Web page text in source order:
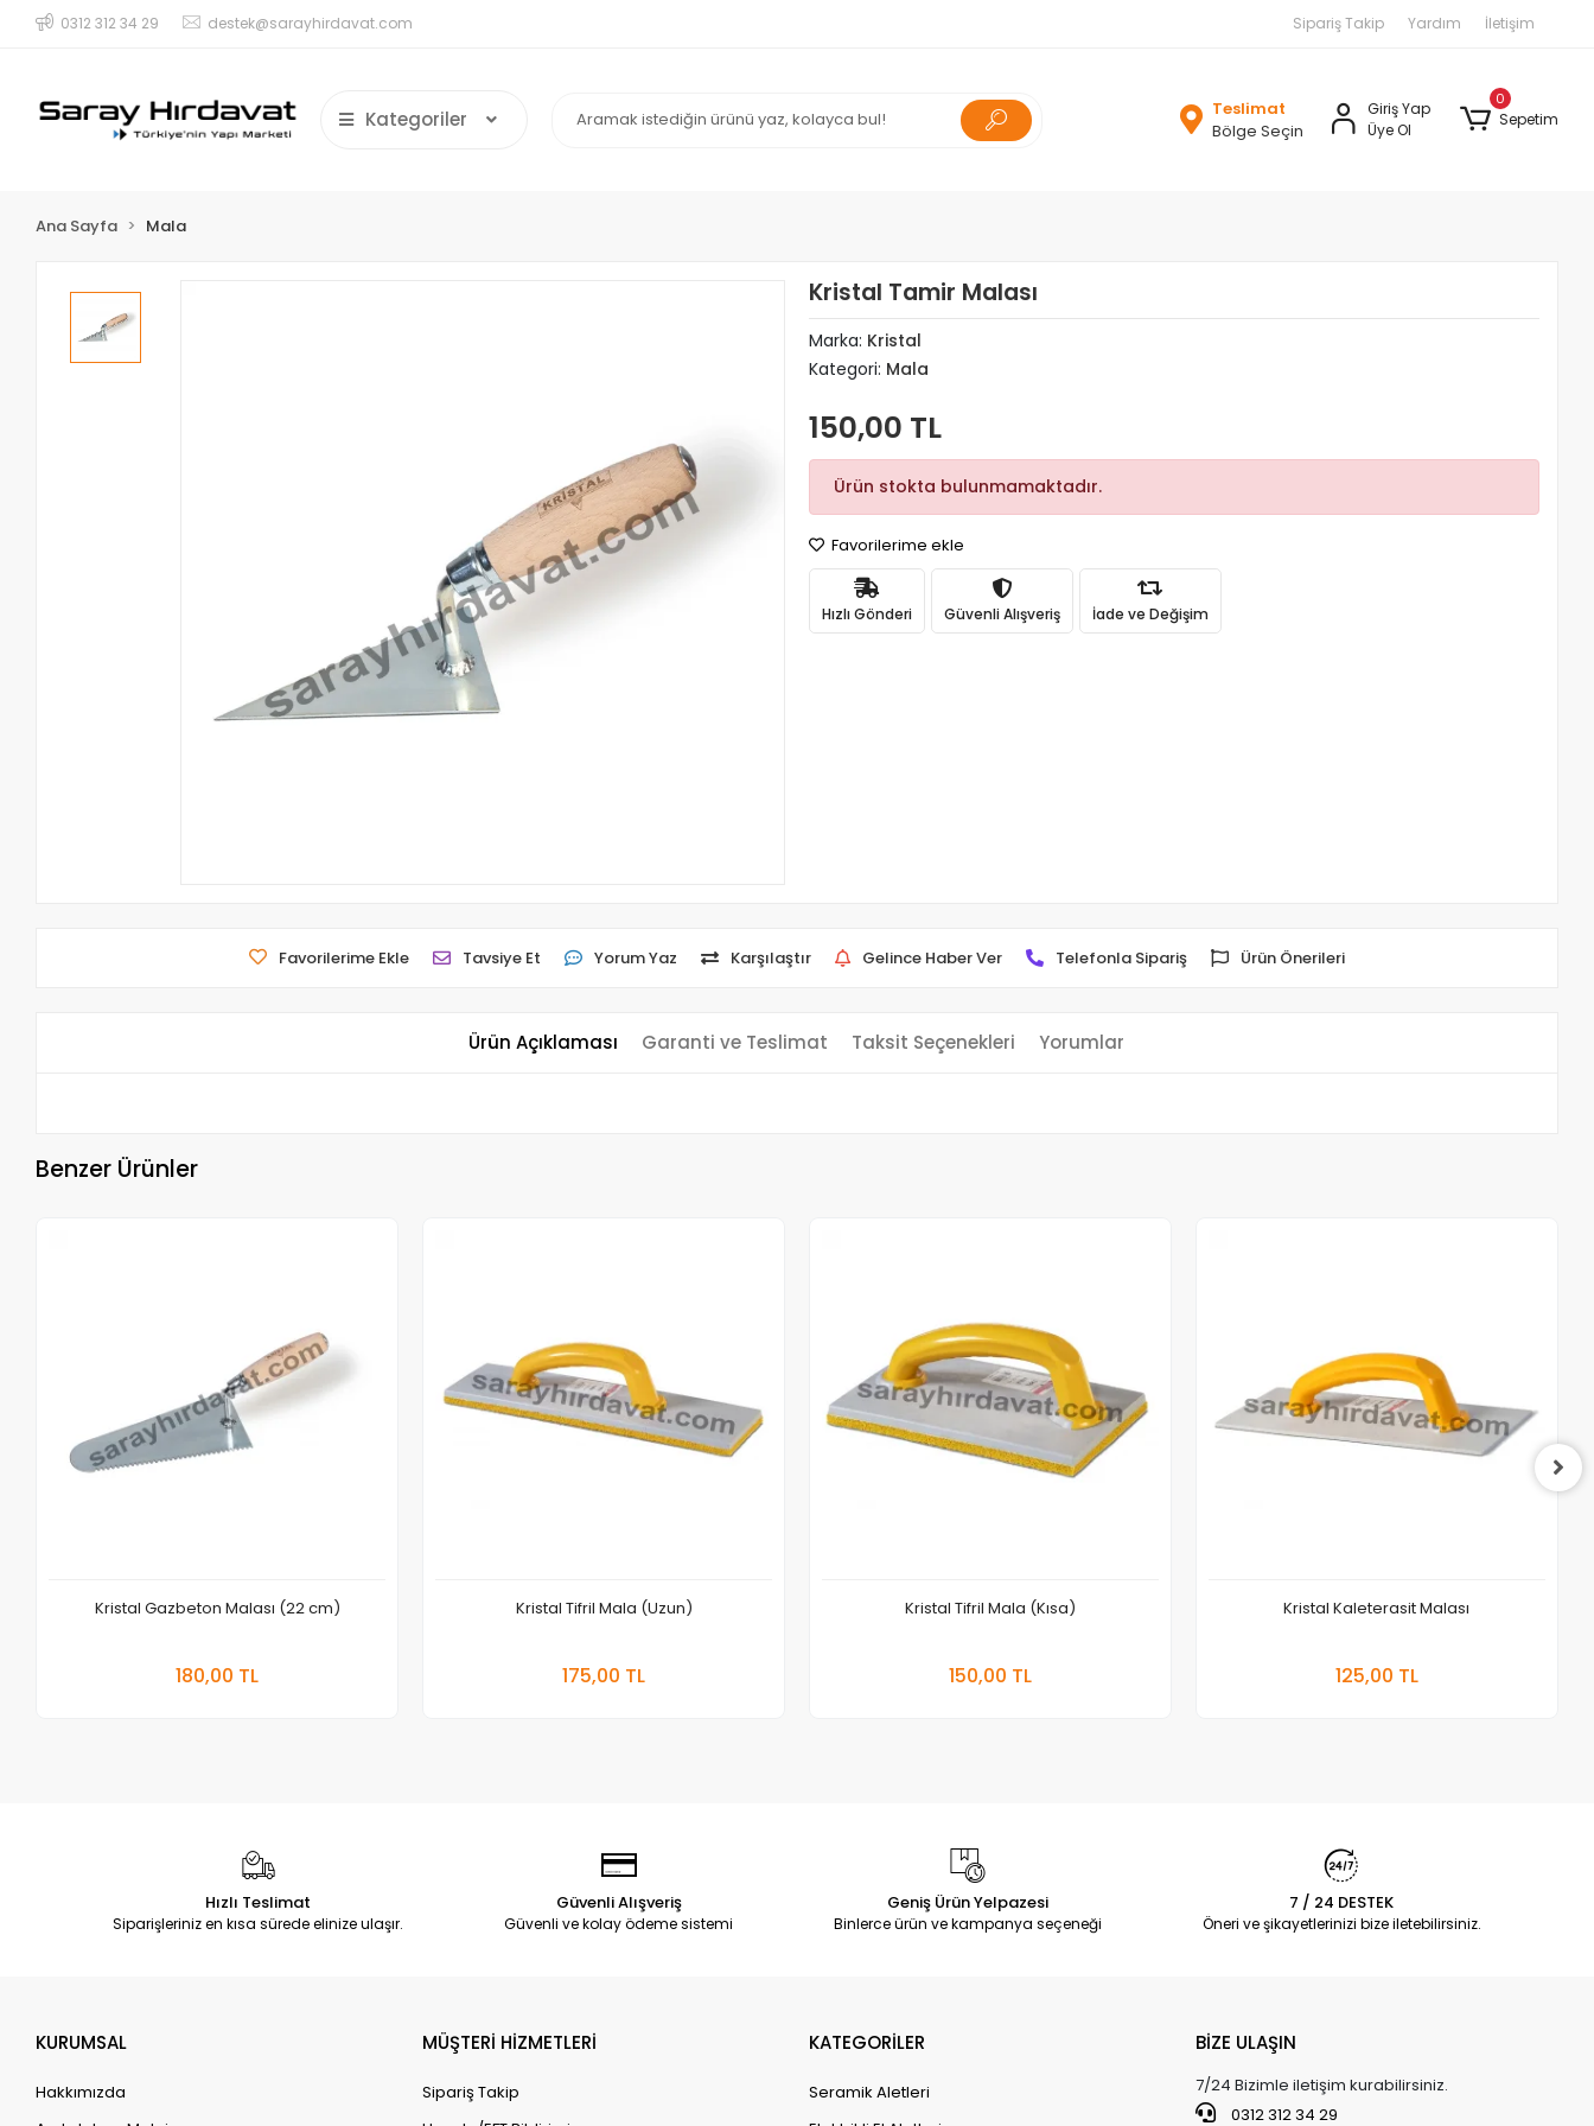
0312 312 34 29 destek@sarayhirdavat.com Sipariş Takip Yardım İletişim
Kategoriler
Teslimat
Bölge Seçin
Giriş Yap
Üye Ol
0
Sepetim
Ana Sayfa Mala
Kristal Tamir Malası
Marka: Kristal
Kategori: Mala
150,00 TL
Ürün stokta bulunmamaktadır.
Favorilerime ekle
Hızlı Gönderi Güvenli Alışveriş İade ve Değişim
Favorilerime Ekle Tavsiye Et Yorum Yaz Karşılaştır Gelince Haber Ver Telefonla Sipariş Ürün Önerileri
Ürün Açıklaması Garanti ve Teslimat Taksit Seçenekleri Yorumlar
Benzer Ürünler
Kristal Gazbeton Malası (22 cm)
180,00 TL
Kristal Tifril Mala (Uzun)
175,00 TL
Kristal Tifril Mala (Kısa)
150,00 TL
Kristal Kaleterasit Malası
125,00 TL
Hızlı Teslimat
Siparişleriniz en kısa sürede elinize ulaşır.
Güvenli Alışveriş
Güvenli ve kolay ödeme sistemi
Geniş Ürün Yelpazesi
Binlerce ürün ve kampanya seçeneği
7 / 24 DESTEK
Öneri ve şikayetlerinizi bize iletebilirsiniz.
KURUMSAL
Hakkımızda
MÜŞTERİ HİZMETLERİ
Sipariş Takip
KATEGORİLER
Seramik Aletleri
BİZE ULAŞIN
7/24 Bizimle iletişim kurabilirsiniz.
0312 312 34 29